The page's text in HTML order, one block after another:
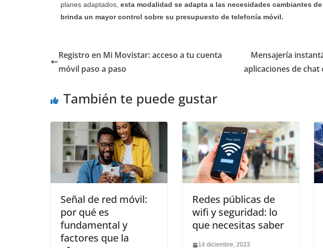
planes adaptados, esta modalidad se adapta a las necesidades cambiantes
brinda un mayor control sobre su presupuesto de telefonía móvil.
Registro en Mi Movistar: acceso a tu cuenta
móvil paso a paso
Mensajería
aplicaciones de chat
También te puede gustar
Señal de red móvil:
por qué es
fundamental y
factores que la
Redes públicas de
wifi y seguridad: lo
que necesitas saber
14 diciembre, 2023